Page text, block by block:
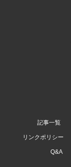
記事一覧
リンクポリシー
Q&A